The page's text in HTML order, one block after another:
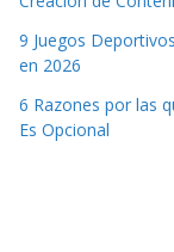
9 Juegos
en 2026
6 Razones por las
Es Opcional